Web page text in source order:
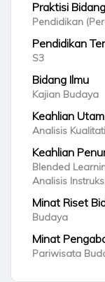
Praktisi Bidang
Pendidikan
Pendidikan
S3
Bidang Ilmu
Kajian Budaya
Keahlian
Analisis
Keahlian
Blended
Analisis
Minat Riset
Budaya
Minat
Pariwisata